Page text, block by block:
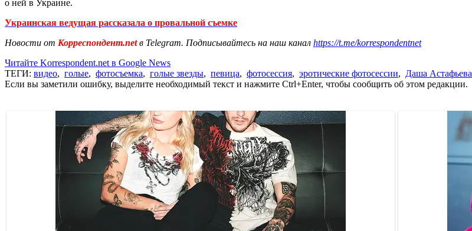
о ней в Украине.
Украинская ведущая рассказала о провальной съемке
Новости от Корреспондент.netв Telegram. Подписывайтесь на наш канал https://t.me/korrespondentnet
Читайте Korrespondent.net в Google News
ТЕГИ: видео, голые, фотосъемка, голые звезды, певица, фотосессия, эротические фотосессии, Даша Астафьева
Если вы заметили ошибку, выделите необходимый текст и нажмите Ctrl+Enter, чтобы сообщить об этом редакции.